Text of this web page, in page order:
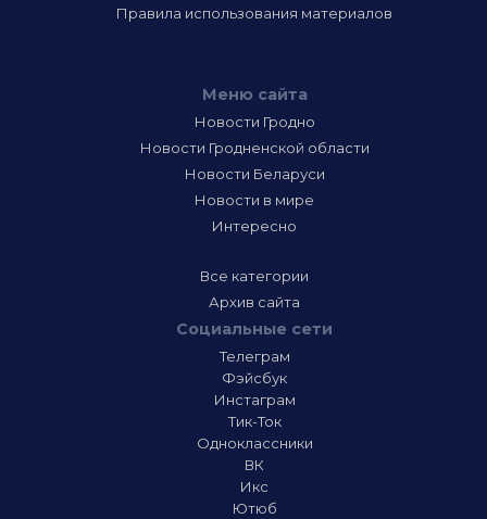
Правила использования материалов
Меню сайта
Новости Гродно
Новости Гродненской области
Новости Беларуси
Новости в мире
Интересно
Все категории
Архив сайта
Социальные сети
Телеграм
Фэйсбук
Инстаграм
Тик-Ток
Одноклассники
ВК
Икс
Ютюб